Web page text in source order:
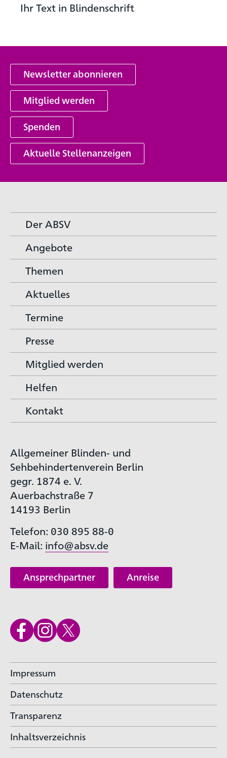
Ihr Text in Blindenschrift
Newsletter abonnieren
Mitglied werden
Spenden
Aktuelle Stellenanzeigen
Der ABSV
Angebote
Themen
Aktuelles
Termine
Presse
Mitglied werden
Helfen
Kontakt
Allgemeiner Blinden- und
Sehbehindertenverein Berlin
gegr. 1874 e. V.
Auerbachstraße 7
14193 Berlin
Telefon: 030 895 88-0
E-Mail: info@absv.de
Ansprechpartner Anreise
Impressum
Datenschutz
Transparenz
Inhaltsverzeichnis